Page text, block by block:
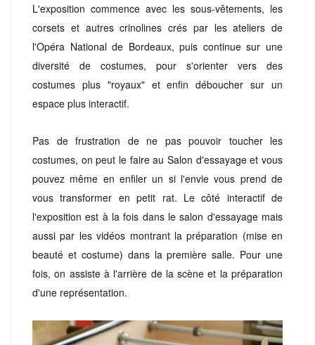
L'exposition commence avec les sous-vêtements, les
corsets et autres crinolines crés par les ateliers de
l'Opéra National de Bordeaux, puis continue sur une
diversité de costumes, pour s'orienter vers des
costumes plus "royaux" et enfin déboucher sur un
espace plus interactif.
Pas de frustration de ne pas pouvoir toucher les
costumes, on peut le faire au Salon d'essayage et vous
pouvez même en enfiler un si l'envie vous prend de
vous transformer en petit rat. Le côté interactif de
l'exposition est à la fois dansle salon d'essayage mais
aussi par les vidéos montrant la préparation (mise en
beauté et costume) dans la première salle. Pour une
fois, on assiste à l'arrière de la scène et la préparation
d'une représentation.